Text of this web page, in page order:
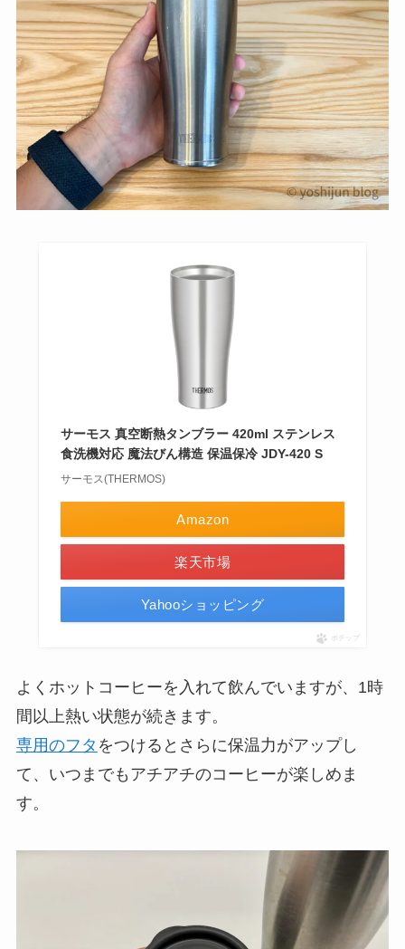
サーモス 真空断熱タンブラー 420ml ステンレス
食洗機対応 魔法びん構造 保温保冷 JDY-420 S
サーモス(THERMOS)
Amazon
楽天市場
Yahooショッピング
ポチップ
よくホットコーヒーを入れて飲んでいますが、1時
間以上熱い状態が続きます。
専用のフタ をつけるとさらに保温力がアップし
て、いつまでもアチアチのコーヒーが楽しめま
す。